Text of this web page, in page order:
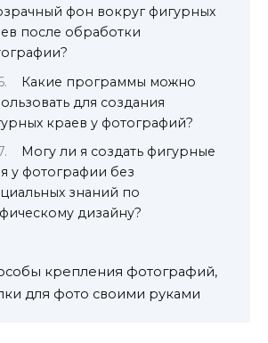
фон вокруг фигурных
после обработки
Какие программы можно
для создания
краев у фотографий?
Могу ли я создать фигурные
у фотографии без
знаний по
дизайну?
крепления фотографий,
для фото своими руками